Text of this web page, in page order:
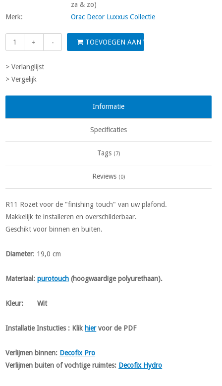
za & zo)
Merk:
Orac Decor Luxxus Collectie
+ - TOEVOEGEN AAN WINKELWAGEN
> Verlanglijst
> Vergelijk
Informatie
Specificaties
Tags (7)
Reviews (0)
R11 Rozet voor de "finishing touch" van uw plafond.
Makkelijk te installeren en overschilderbaar.
Geschikt voor binnen en buiten.
Diameter: 19,0 cm
Materiaal:purotouch (hoogwaardige polyurethaan).
Kleur: Wit
Installatie Instucties : Klik hiervoor de PDF
Verlijmen binnen: Decofix Pro
Verlijmen buiten of vochtige ruimtes: Decofix Hydro